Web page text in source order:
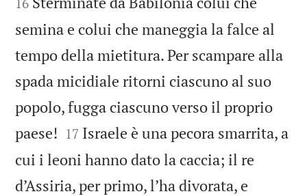
semina e colui che maneggia la falce al
tempo della mietitura. Per scampare alla
spada micidiale ritorni ciascuno al suo
popolo, fugga ciascuno verso il proprio
paese! 

17 Israele è una pecora smarrita, a
cui i leoni hanno dato la caccia; il re
d’Assiria, per primo, l’ha divorata, e